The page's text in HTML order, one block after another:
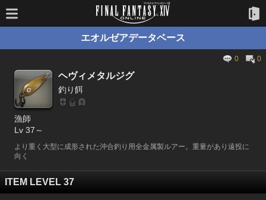
エオルゼアデータベース
0 0
ヘヴィメタルジグ
釣り餌
漁師
Lv 37～
より重く大型に成形された沖合釣り用全金属製ルアー。重量があり遠投に
向く
ITEM LEVEL 37